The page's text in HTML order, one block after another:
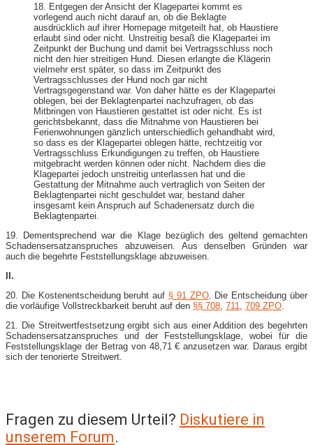
18. Entgegen der Ansicht der Klagepartei kommt es
vorlegend auch nicht darauf an, ob die Beklagte
ausdrücklich auf ihrer Homepage mitgeteilt hat, ob Haustiere
erlaubt sind oder nicht. Unstreitig besaß die Klagepartei im
Zeitpunkt der Buchung und damit bei Vertragsschluss noch
nicht den hier streitigen Hund. Diesen erlangte die Klägerin
vielmehr erst später, so dass im Zeitpunkt des
Vertragsschlusses der Hund noch gar nicht
Vertragsgegenstand war. Von daher hätte es der Klagepartei
oblegen, bei der Beklagtenpartei nachzufragen, ob das
Mitbringen von Haustieren gestattet ist oder nicht. Es ist
gerichtsbekannt, dass die Mitnahme von Haustieren bei
Ferienwohnungen gänzlich unterschiedlich gehandhabt wird,
so dass es der Klagepartei oblegen hätte, rechtzeitig vor
Vertragsschluss Erkundigungen zu treffen, ob Haustiere
mitgebracht werden können oder nicht. Nachdem dies die
Klagepartei jedoch unstreitig unterlassen hat und die
Gestattung der Mitnahme auch vertraglich von Seiten der
Beklagtenpartei nicht geschuldet war, bestand daher
insgesamt kein Anspruch auf Schadenersatz durch die
Beklagtenpartei.
19. Dementsprechend war die Klage bezüglich des geltend gemachten
Schadensersatzanspruches abzuweisen. Aus denselben Gründen war
auch die begehrte Feststellungsklage abzuweisen.
II.
20. Die Kostenentscheidung beruht auf § 91 ZPO. Die Entscheidung über
die vorläufige Vollstreckbarkeit beruht auf den §§ 708 711 709 ZPO
21. Die Streitwertfestsetzung ergibt sich aus einer Addition des begehrten
Schadensersatzanspruches und der Feststellungsklage, wobei für die
Feststellungsklage der Betrag von 48,71 € anzusetzen war. Daraus ergibt
sich der tenorierte Streitwert.
Fragen zu diesem Urteil? Diskutiere in
unserem Forum.